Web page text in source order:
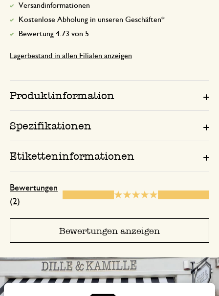
Versandinformationen
Kostenlose Abholung in unseren Geschäften*
Bewertung 4.73 von 5
Lagerbestand in allen Filialen anzeigen
Produktinformation
Spezifikationen
Etiketteninformationen
Bewertungen
(2)
Bewertungen anzeigen
Antwort von Dille & Kamille
beim Backen!